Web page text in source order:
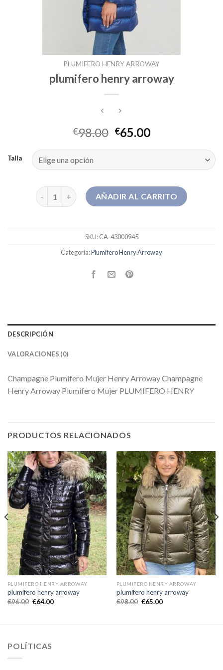
PLUMIFERO HENRY ARROWAY
plumifero henry arroway
€98.00 €65.00
Talla
plumifero henry arroway cantidad
AÑADIR AL CARRITO
SKU:CA-43000945
Categoría:Plumifero Henry Arroway
DESCRIPCIÓN
VALORACIONES (0)
Champagne Plumifero Mujer Henry Arroway Champagne
Henry Arroway Plumifero Mujer PLUMIFERO HENRY
PRODUCTOS RELACIONADOS
PLUMIFERO HENRY ARROWAY
plumifero henry arroway
€96.00 €64.00
PLUMIFERO HENRY ARROWAY
plumifero henry arroway
€98.00 €65.00
POLÍTICAS